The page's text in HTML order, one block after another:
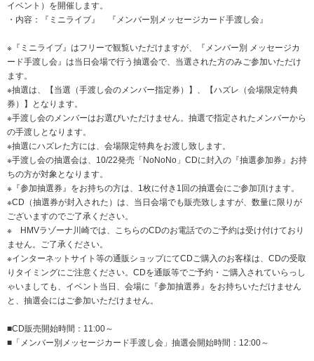
イベント）を開催します。
・内容：『ミニライブ』 『メンバー別メッセージカード手渡し会』
※『ミニライブ』はフリーで観覧いただけますが、『メンバー別 メッセージカ
ード手渡し会』は当日会場で行う抽選会で、当選された方のみご参加いただけ
ます。
※抽選は、【当選（手渡し会のメンバー指定券）】、【ハズレ（会場限定特典
券）】となります。
※手渡し会のメンバーはお選びいただけません。抽選で指定されたメンバーから
の手渡しとなります。
※抽選にハズレた方には、会場限定特典をお渡し致します。
※手渡し会の抽選会は、10/22発売「NoNoNo」CDに封入の『抽選参加券』お持
ちの方が対象となります。
※『参加抽選券』をお持ちの方は、1枚に付き1回の抽選会にご参加頂けます。
※CD（抽選券が封入された）は、当日会場でも販売致しますが、数量に限りが
ございますのでご了承ください。
※ HMVラゾーナ川崎では、こちらのCDのお電話でのご予約は受け付けており
ません。ご了承ください。
※インターネットサイト等の通販ショップにてCDご購入のお客様は、CDの受取
りタイミングにご注意ください。CDを通販等でご予約・ご購入されていらっし
ゃいましても、イベント当日、会場に『参加抽選券』をお持ちいただけません
と、抽選会にはご参加いただけません。
■CD販売開始時間：11:00～
■「メンバー別メッセージカード手渡し会」抽選会開始時間：12:00～